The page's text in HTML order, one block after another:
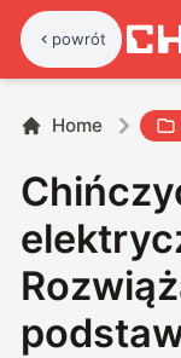
powrót
Home